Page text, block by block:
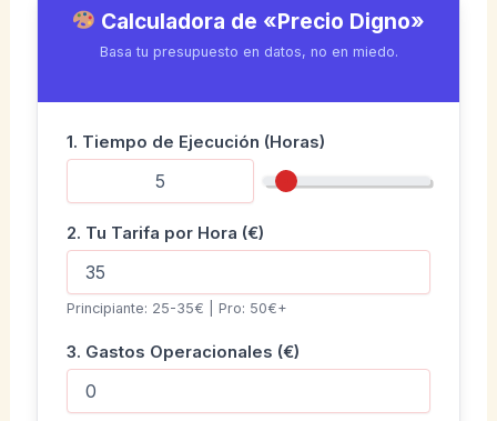
Calculadora de «Precio Digno»
Basa tu presupuesto en datos, no en miedo.
1. Tiempo de Ejecución (Horas)
2. Tu Tarifa por Hora (€)
Principiante: 25-35€ | Pro: 50€+
3. Gastos Operacionales (€)